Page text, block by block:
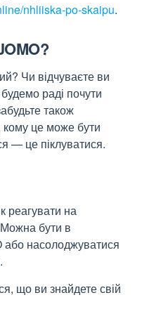
nhliiska-po-skaipu.
Чи відчуваєте ви
раді почути
також
кому це може бути
— це піклуватися.
реагувати на
бути в
або насолоджуватися
що ви знайдете свій